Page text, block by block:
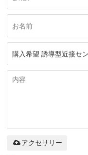
アクセサリー